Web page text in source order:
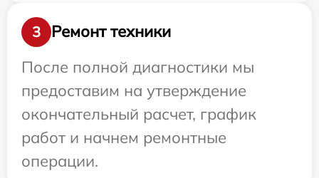
3
Ремонт техники
После полной диагностики мы
предоставим на утверждение
окончательный расчет, график
работ и начнем ремонтные
операции.